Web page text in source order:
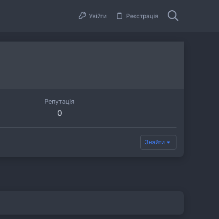
Увійти Реєстрація
Репутація
0
Знайти